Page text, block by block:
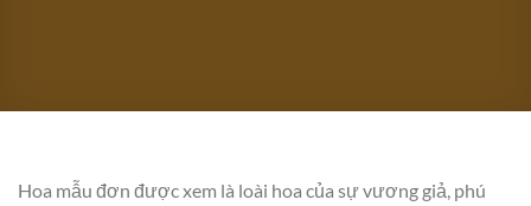
Hoa mẫu đơn được xem là loài hoa của sự vương giả, phú